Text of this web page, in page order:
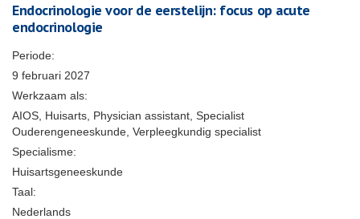
Endocrinologie voor de eerstelijn: focus op acute
endocrinologie
Periode:
9 februari 2027
Werkzaam als:
AIOS, Huisarts, Physician assistant, Specialist
Ouderengeneeskunde, Verpleegkundig specialist
Specialisme:
Huisartsgeneeskunde
Taal:
Nederlands